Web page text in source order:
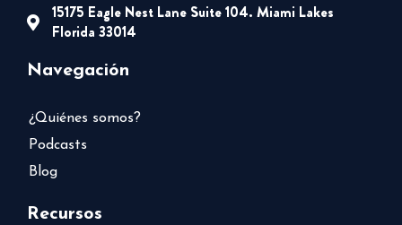
15175 Eagle Nest Lane Suite 104. Miami Lakes
Florida 33014
Navegación
¿Quiénes somos?
Podcasts
Blog
Recursos